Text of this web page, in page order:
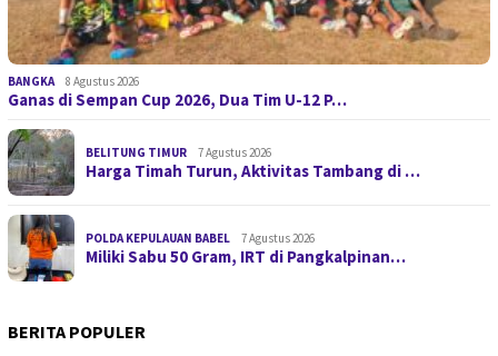
BANGKA 8 Agustus 2026
Ganas di Sempan Cup 2026, Dua Tim U-12 P…
BELITUNG TIMUR 7 Agustus 2026
Harga Timah Turun, Aktivitas Tambang di …
POLDA KEPULAUAN BABEL 7 Agustus 2026
Miliki Sabu 50 Gram, IRT di Pangkalpinan…
BERITA POPULER